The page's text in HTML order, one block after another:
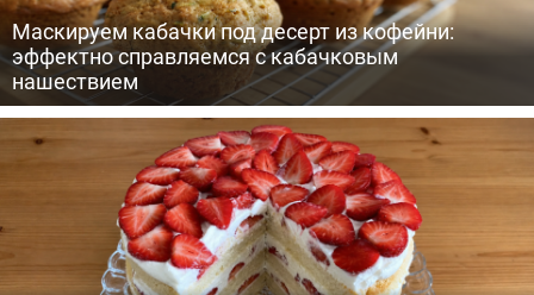
Маскируем кабачки под десерт из кофейни:
эффектно справляемся с кабачковым
нашествием